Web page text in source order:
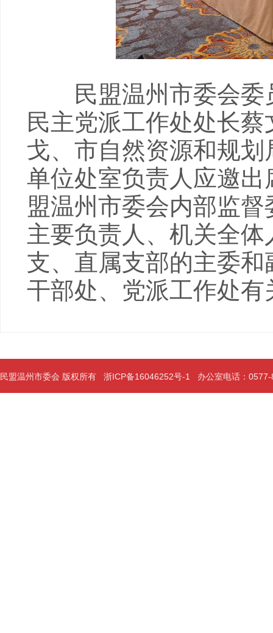
民盟温州市委会委
民主党派工作处处长
戈、市自然资源和规
单位处室负责人应邀
盟温州市委会内部监
主要负责人、机关全
支、直属支部的主委
干部处、党派工作处
民盟温州市委会 版权所有 浙ICP备16046252号-1 办公室电话：